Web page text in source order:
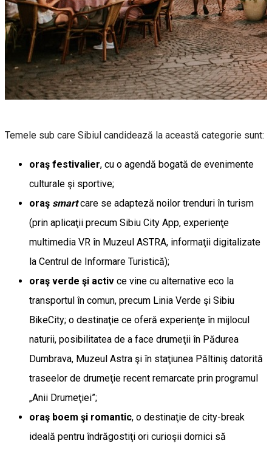
Temele sub care Sibiul candidează la această categorie sunt:
oraş festivalier, cu o agendă bogată de evenimente
culturale şi sportive;
oraş smart care se adapteză noilor trenduri în turism
(prin aplicaţii precum Sibiu City App, experienţe
multimedia VR în Muzeul ASTRA, informaţii digitalizate
la Centrul de Informare Turistică);
oraş verde şi activ ce vine cu alternative eco la
transportul în comun, precum Linia Verde şi Sibiu
BikeCity; o destinaţie ce oferă experienţe în mijlocul
naturii, posibilitatea de a face drumeţii în Pădurea
Dumbrava, Muzeul Astra şi în staţiunea Păltiniş datorită
traseelor de drumeţie recent remarcate prin programul
„Anii Drumeţiei”;
oraş boem şi romantic, o destinaţie de city-break
ideală pentru îndrăgostiţi ori curioşii dornici să